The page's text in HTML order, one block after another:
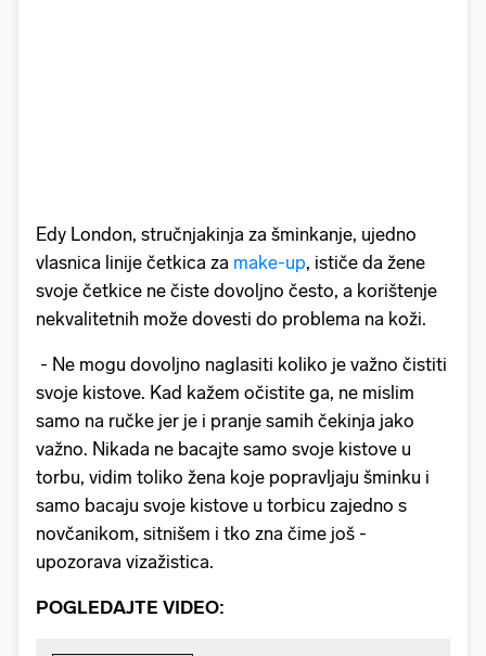
Edy London, stručnjakinja za šminkanje, ujedno
vlasnica linije četkica za make-up, ističe da žene
svoje četkice ne čiste dovoljno često, a korištenje
nekvalitetnih može dovesti do problema na koži.
- Ne mogu dovoljno naglasiti koliko je važno čistiti
svoje kistove. Kad kažem očistite ga, ne mislim
samo na ručke jer je i pranje samih čekinja jako
važno. Nikada ne bacajte samo svoje kistove u
torbu, vidim toliko žena koje popravljaju šminku i
samo bacaju svoje kistove u torbicu zajedno s
novčanikom, sitnišem i tko zna čime još -
upozorava vizažistica.
POGLEDAJTE VIDEO: